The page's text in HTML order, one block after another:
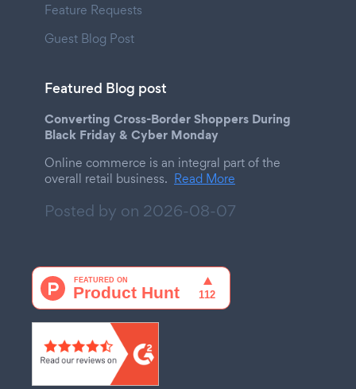
Feature Requests
Guest Blog Post
Featured Blog post
Converting Cross-Border Shoppers During
Black Friday & Cyber Monday
Online commerce is an integral part of the
overall retail business. Read More
Posted by on 2026-08-07